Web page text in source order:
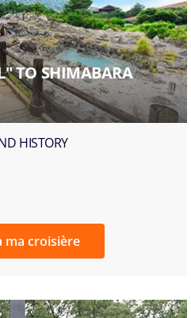
TO SHIMABARA
HISTORY
ma croisière